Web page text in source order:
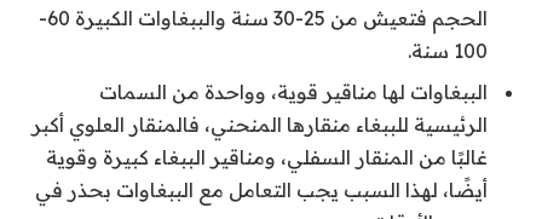
الحجم فتعيش من 25-30 سنة والببغاوات الكبيرة 60-
100 سنة.
الببغاوات لها مناقير قوية، وواحدة من السمات
الرئيسية للببغاء منقارها المنحني، فالمنقار العلوي أكبر
غالبًا من المنقار السفلي، ومناقير الببغاء كبيرة وقوية
أيضًا، لهذا السبب يجب التعامل مع الببغاوات بحذر في